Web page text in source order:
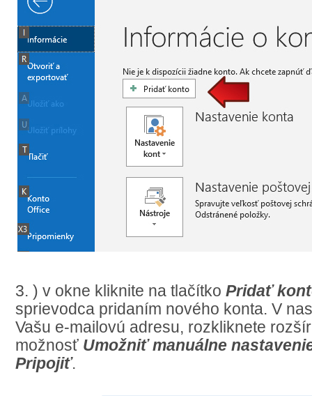
3. ) v okne kliknite na tlačítko Pridať
sprievodca pridaním nového konta. V
Vašu e-mailovú adresu, rozkliknete
možnosť Umožniť manuálne
Pripojiť.